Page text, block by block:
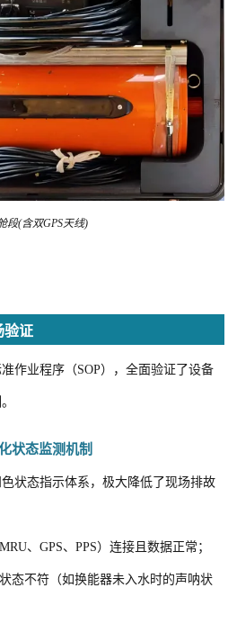
段(含双GPS天线)
验证
作业程序（SOP），全面验证了设备
状态监测机制
状态指示体系，极大降低了现场排故
、GPS、PPS）连接且数据正常；
态不符（如换能器未入水时的声呐状